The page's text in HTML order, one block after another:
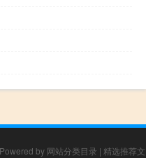
by 网站分类目录 | 精选推荐文